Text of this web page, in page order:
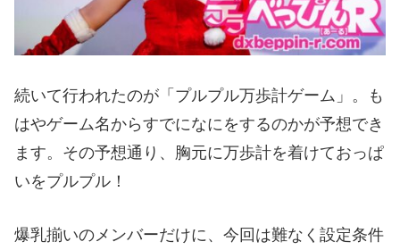
続いて行われたのが「プルプル万歩計ゲーム」。も
はやゲーム名からすでになにをするのかが予想でき
ます。その予想通り、胸元に万歩計を着けておっぱ
いをプルプル！
爆乳揃いのメンバーだけに、今回は難なく設定条件